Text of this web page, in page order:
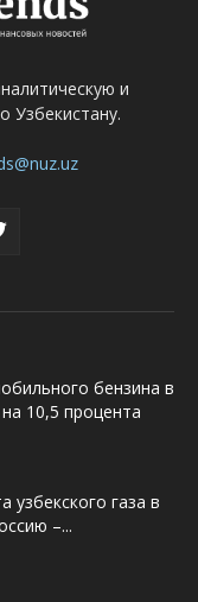
и
Узбекистану.
бензина в
10,5 процента
узбекского газа в
–...